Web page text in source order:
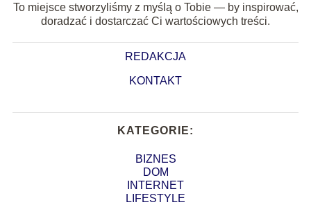
To miejsce stworzyliśmy z myślą o Tobie — by inspirować,
doradzać i dostarczać Ci wartościowych treści.
REDAKCJA
KONTAKT
KATEGORIE:
BIZNES
DOM
INTERNET
LIFESTYLE